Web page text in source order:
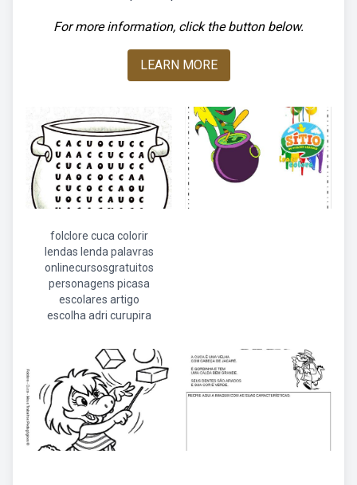
For more information, click the button below.
LEARN MORE
folclore cuca colorir
lendas lenda palavras
onlinecursosgratuitos
personagens picasa
escolares artigo
escolha adri curupira